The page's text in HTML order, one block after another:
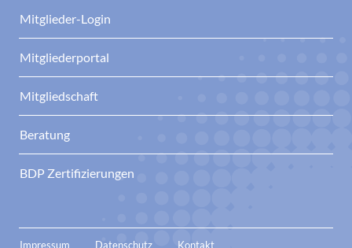
Mitglieder-Login
Mitgliederportal
Mitgliedschaft
Beratung
BDP Zertifizierungen
Impressum Datenschutz Kontakt